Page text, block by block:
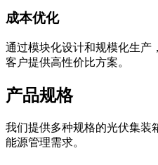
成本优化
通过模块化设计和规模化生产
客户提供高性价比方案。
产品规格
我们提供多种规格的光伏集装
能源管理需求。